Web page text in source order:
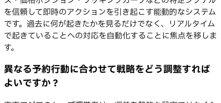
を信頼して即時のアクションを引き起こす能動的なシステム
です。過去に何が起きたかを見るだけでなく、リアルタイム
で起きていることへの対応を自動化することに焦点を移しま
す。
異なる予約行動に合わせて戦略をどう調整すれば
よいですか？